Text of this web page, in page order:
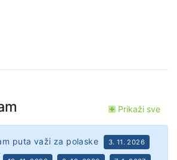
Prikaži sve
puta važi za polaske 3. 11. 2026